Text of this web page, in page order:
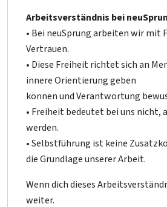
Arbeitsverständnis bei
• Bei neuSprung arbeiten wir mit
Vertrauen.
• Diese Freiheit richtet sich an
innere Orientierung geben
können und Verantwortung
• Freiheit bedeutet bei uns nicht,
werden.
• Selbstführung ist keine
die Grundlage unserer Arbeit.
Wenn dich dieses
weiter.